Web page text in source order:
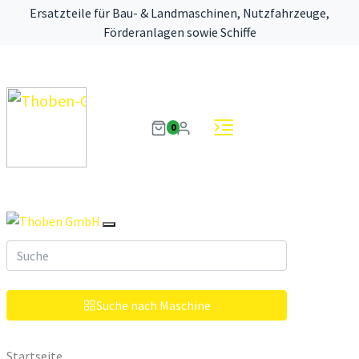
Ersatzteile für Bau- & Landmaschinen, Nutzfahrzeuge,
Förderanlagen sowie Schiffe
0
Suche nach Maschine